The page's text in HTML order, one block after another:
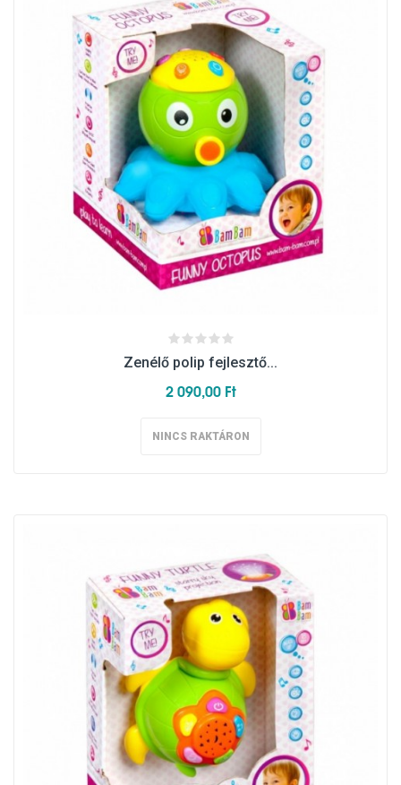
Zenélő polip fejlesztő...
2 090,00 Ft
NINCS RAKTÁRON